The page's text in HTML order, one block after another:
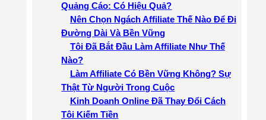
Quảng Cáo: Có Hiệu Quả?
Nên Chọn Ngách Affiliate Thế Nào Để Đi
Đường Dài Và Bền Vững
Tôi Đã Bắt Đầu Làm Affiliate Như Thế
Nào?
Làm Affiliate Có Bền Vững Không? Sự
Thật Từ Người Trong Cuộc
Kinh Doanh Online Đã Thay Đổi Cách
Tôi Kiếm Tiền